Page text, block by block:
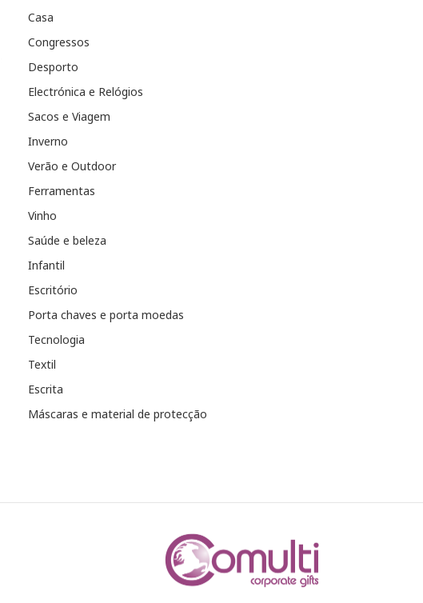
Casa
Congressos
Desporto
Electrónica e Relógios
Sacos e Viagem
Inverno
Verão e Outdoor
Ferramentas
Vinho
Saúde e beleza
Infantil
Escritório
Porta chaves e porta moedas
Tecnologia
Textil
Escrita
Máscaras e material de protecção